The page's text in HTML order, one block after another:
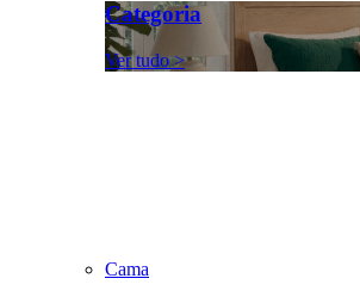
Categoria
Ver tudo >
Cama